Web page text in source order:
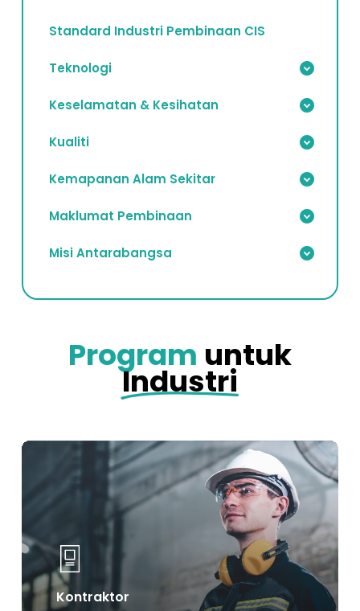
Standard Industri Pembinaan CIS
Teknologi
Keselamatan & Kesihatan
Kualiti
Kemapanan Alam Sekitar
Maklumat Pembinaan
Misi Antarabangsa
Program untuk
Industri
Kontraktor
Learn